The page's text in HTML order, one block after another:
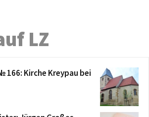
LZ
Kirche Kreypau bei